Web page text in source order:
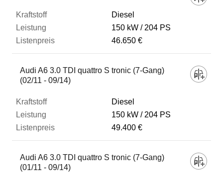
Diesel
150 kW
204 PS
46.650 €
Audi A6 3.0 TDI quattro S tronic (7-Gang)
(02/11 - 09/14)
Diesel
150 kW
204 PS
49.400 €
Audi A6 3.0 TDI quattro S tronic (7-Gang)
(01/11 - 09/14)